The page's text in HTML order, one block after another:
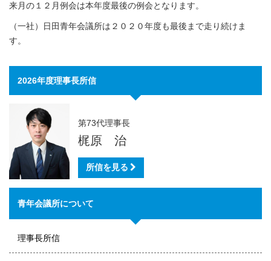
来月の１２月例会は本年度最後の例会となります。
（一社）日田青年会議所は２０２０年度も最後まで走り続けま
す。
2026年度理事長所信
第73代理事長
梶原 治
所信を見る
青年会議所について
理事長所信